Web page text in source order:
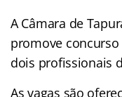
A Câmara de
promove
dois profissionais
As vagas são